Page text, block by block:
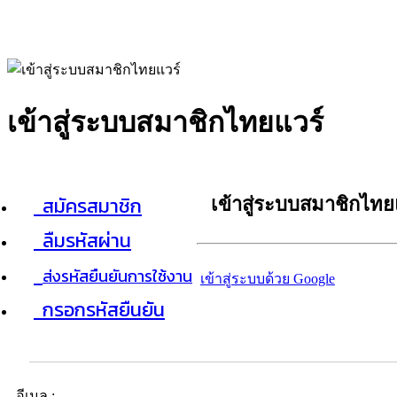
เข้าสู่ระบบสมาชิกไทยแวร์
สมัครสมาชิก
ลืมรหัสผ่าน
ส่งรหัสยืนยันการใช้งาน
กรอกรหัสยืนยัน
เข้าสู่ระบบสมาชิกไท
เข้าสู่ระบบด้วย Google